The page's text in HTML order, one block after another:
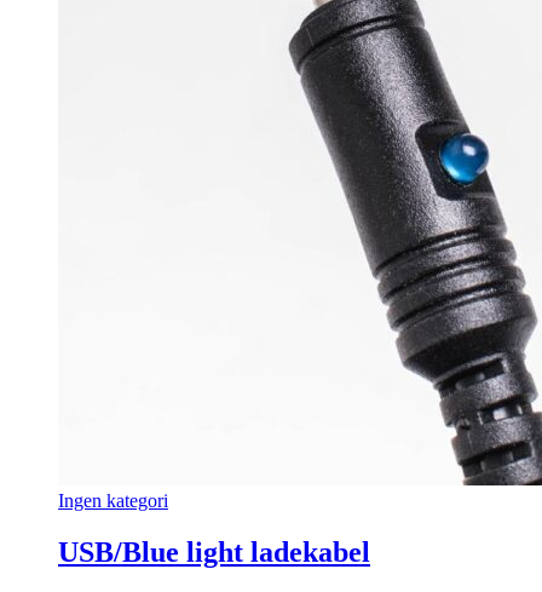
Ingen kategori
USB/Blue light ladekabel